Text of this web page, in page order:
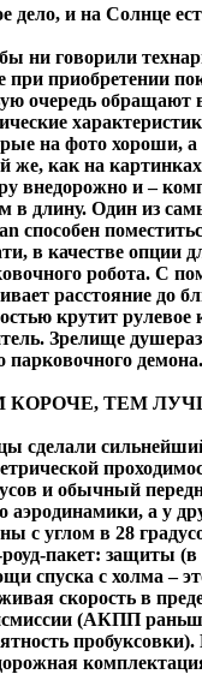
дело, и на Солнце
ни говорили
при приобретении
очередь обращают
на фото хороши,
же, как на
внедорожно и –
в длину. Один из
способен
в качестве опции
робота. С
расстояние до
крутит
Зрелище
парковочного демона.
КОРОЧЕ, ТЕМ
сделали
и обычный
аэродинамики, а у
с углом в 28
пакет: защиты (в
спуска с холма –
скорость в
(АКПП